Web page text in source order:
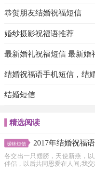
恭贺朋友结婚祝福短信
婚纱摄影祝福语推荐
最新婚礼祝福短信 最新婚
结婚祝福语手机短信，结
结婚短信
精选阅读
暧昧短信 2017年结婚祝福
各交出一只翅膀，天使新燕，
伴侣，以后共同恩爱在人间;我